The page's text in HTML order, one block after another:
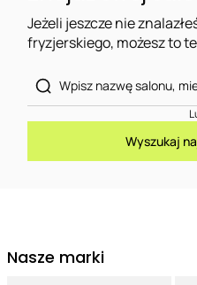
Jeżeli jeszcze nie
fryzjerskiego, możesz to
Wyszukaj
Nasze marki